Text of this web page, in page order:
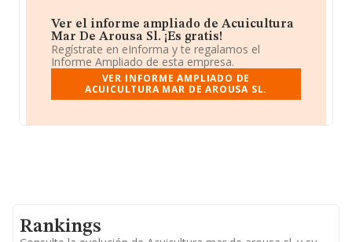
Ver el informe ampliado de Acuicultura
Mar De Arousa Sl. ¡Es gratis!
Regístrate en eInforma y te regalamos el
Informe Ampliado de esta empresa.
VER INFORME AMPLIADO DE
ACUICULTURA MAR DE AROUSA SL.
Rankings